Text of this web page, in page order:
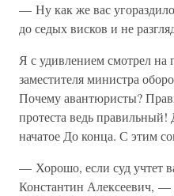
— Ну как же вас
до седых висков и не
Я с удивлением смотрел на
заместителя министра
Почему авантюристы?
протеста ведь правильный!
начатое До конца. С этим
— Хорошо, если суд учтет
Константин Алексеевич, —